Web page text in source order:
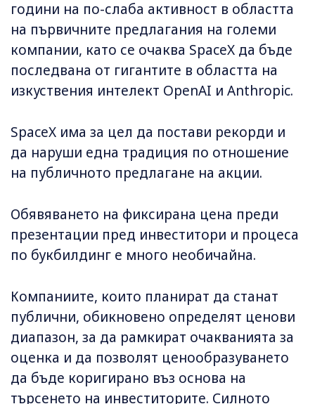
години на по-слаба активност в областта
на първичните предлагания на големи
компании, като се очаква SpaceX да бъде
последвана от гигантите в областта на
изкуствения интелект OpenAI и Anthropic.
SpaceX има за цел да постави рекорди и
да наруши една традиция по отношение
на публичното предлагане на акции.
Обявяването на фиксирана цена преди
презентации пред инвеститори и процеса
по букбилдинг е много необичайна.
Компаниите, които планират да станат
публични, обикновено определят ценови
диапазон, за да рамкират очакванията за
оценка и да позволят ценообразуването
да бъде коригирано въз основа на
търсенето на инвеститорите. Силното